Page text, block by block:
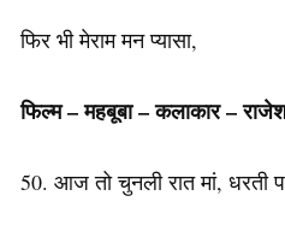
फिर भी मेराम मन प्यासा,
फिल्म – महबूबा –कलाकार–
50. आज तो चुनली रात मां, धरती